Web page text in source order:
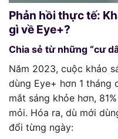
Phản hồi thực tế:
gì về Eye+?
Chia sẻ từ những “cư
Năm 2023, cuộc khảo
dùng Eye+ hơn 1 tháng
mắt sáng khỏe hơn,
mỏi. Hóa ra, dù mới
đổi từng ngày: